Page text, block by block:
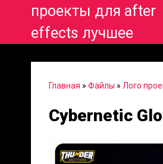
проекты для after
effects лучшее
Главная » Файлы » Лого
Cybernetic